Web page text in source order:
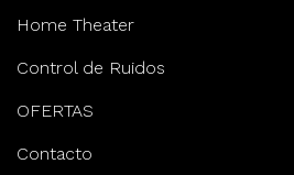
Home Theater
Control de Ruidos
OFERTAS
Contacto